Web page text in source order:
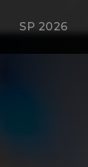
SP 2026